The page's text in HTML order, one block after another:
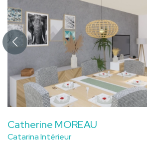
Catherine MOREAU
Catarina Intérieur